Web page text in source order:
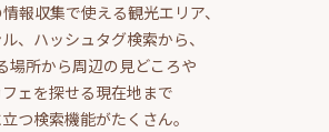
報収集で使える観光エリア、
、ハッシュタグ検索から、
場所から周辺の見どころや
ェを探せる現在地まで
つ検索機能がたくさん。